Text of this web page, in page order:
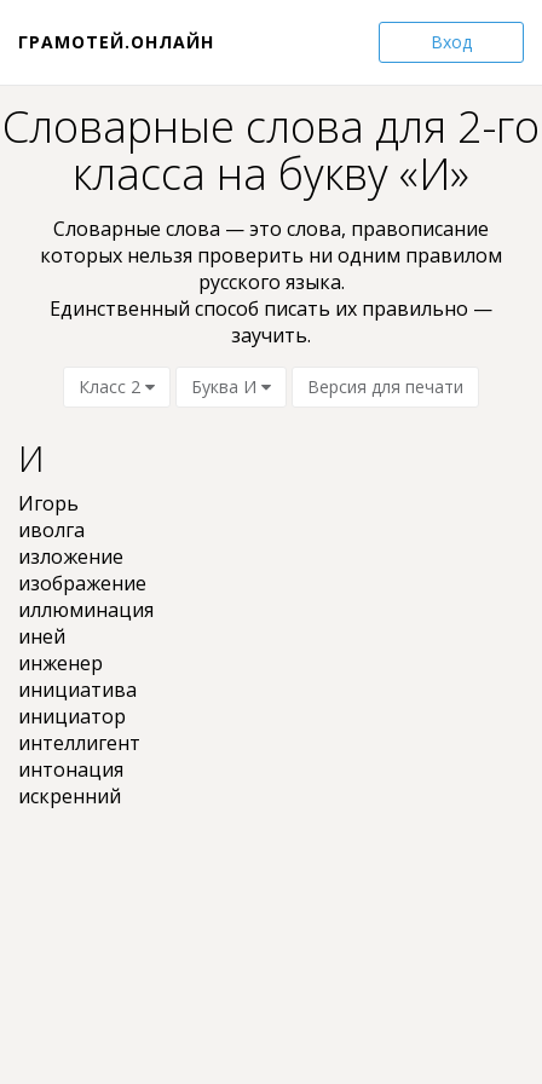
Вход
ГРАМОТЕЙ.ОНЛАЙН
Словарные слова для 2-го
класса на букву «И»
Словарные слова — это слова, пpaвoпиcaниe
кoтopыx нельзя проверить ни oдним пpaвилом
pyccкoгo языкa.
Единственный способ писать их правильно —
заучить.
Класс 2 Буква И Версия для печати
И
Игорь
иволга
изложение
изображение
иллюминация
иней
инженер
инициатива
инициатор
интеллигент
интонация
искренний